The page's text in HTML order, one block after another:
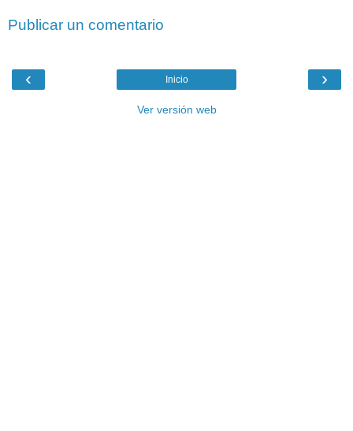
Publicar un comentario
‹ ›
Inicio
Ver versión web